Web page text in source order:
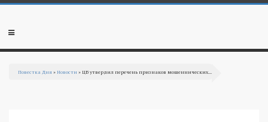
Перейти к основному содержанию
Мобильное
Повестка Дня »Новости » ЦБ утвердил перечень признаков мошеннических...